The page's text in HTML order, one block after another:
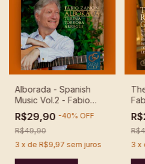
Alborada - Spanish
Music Vol.2 - Fabio
Zanon - Download
R$29,90 -40% OFF
R$49,90
3 x de R$9,97 sem juros 3 x